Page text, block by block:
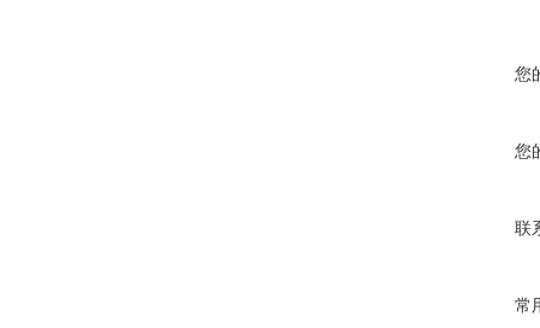
您
您
联
常